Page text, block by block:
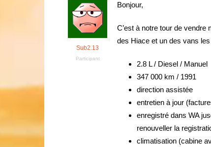
Sub2.13
Participant
Bonjour,
C’est à notre tour de vendre
des Hiace et un des vans
2.8 L / Diesel / Manuel
347 000 km / 1991
direction assistée
entretien à jour
enregistré dans WA
renouveller la
climatisation (cabine